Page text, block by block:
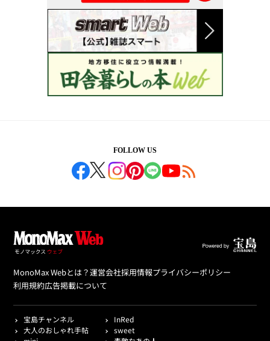
FOLLOW US
MonoMax Webとは？運営会社採用情報プライバシーポリシー
利用規約広告掲載について
宝島チャンネル
InRed
大人のおしゃれ手帖
sweet